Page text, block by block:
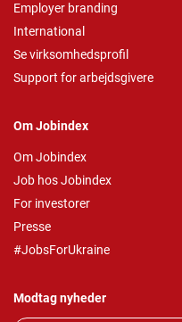
Employer branding
International
Se virksomhedsprofil
Support for arbejdsgivere
Om Jobindex
Om Jobindex
Job hos Jobindex
For investorer
Presse
#JobsForUkraine
Modtag nyheder